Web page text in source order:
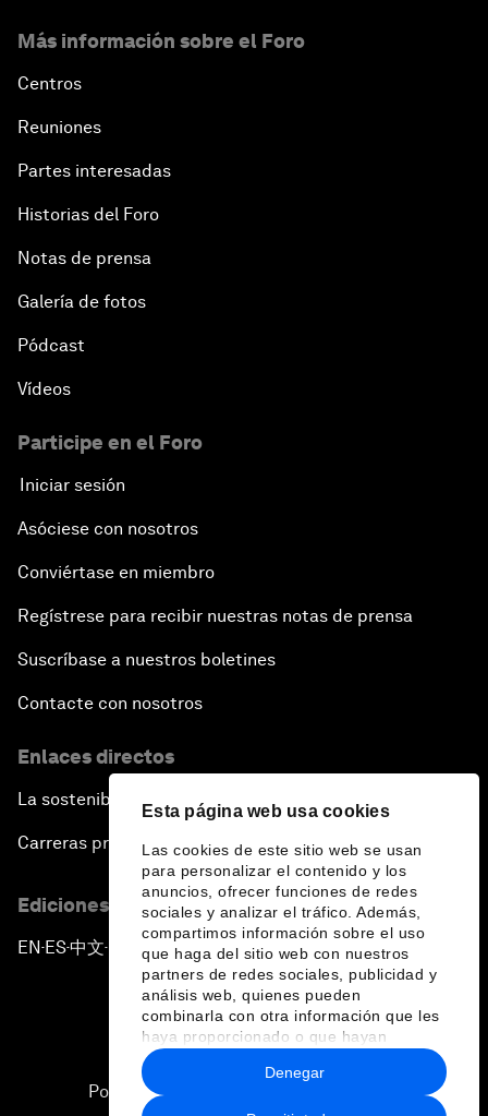
Esta página web usa cookies
Las cookies de este sitio web se usan
para personalizar el contenido y los
anuncios, ofrecer funciones de redes
sociales y analizar el tráfico. Además,
compartimos información sobre el uso
que haga del sitio web con nuestros
partners de redes sociales, publicidad y
análisis web, quienes pueden
combinarla con otra información que les
haya proporcionado o que hayan
recopilado a partir del uso que haya
hecho de sus servicios.
Denegar
Más información sobre el Foro
Centros
Reuniones
Partes interesadas
Historias del Foro
Notas de prensa
Galería de fotos
Pódcast
Vídeos
Participe en el Foro
Iniciar sesión
Asóciese con nosotros
Conviértase en miembro
Regístrese para recibir nuestras notas de prensa
Suscríbase a nuestros boletines
Contacte con nosotros
Enlaces directos
La sostenibilidad en el Foro
Carreras profesionales
Ediciones en otros idiomas
EN ▪ES▪中文▪ 日本語
Política de privacidad y normas de uso